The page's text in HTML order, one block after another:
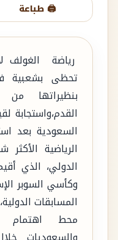
🖨️ طباعة
رياضة الغولف
تحظى بشعبية
بنظيراتها من
القدم،واستجابة
السعودية بعد
الرياضية
الدولي، الذي
وكأسي السوبر
المسابقات
محط اهتمام